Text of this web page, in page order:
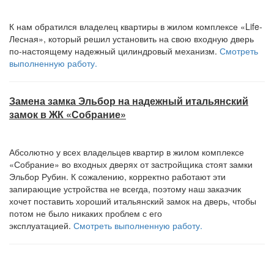
К нам обратился владелец квартиры в жилом комплексе «Life-
Лесная», который решил установить на свою входную дверь
по-настоящему надежный цилиндровый механизм. Смотреть
выполненную работу.
Замена замка Эльбор на надежный итальянский
замок в ЖК «Собрание»
Абсолютно у всех владельцев квартир в жилом комплексе
«Собрание» во входных дверях от застройщика стоят замки
Эльбор Рубин. К сожалению, корректно работают эти
запирающие устройства не всегда, поэтому наш заказчик
хочет поставить хороший итальянский замок на дверь, чтобы
потом не было никаких проблем с его
эксплуатацией. Смотреть выполненную работу.